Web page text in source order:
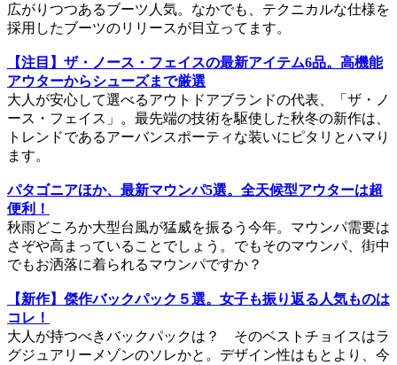
広がりつつあるブーツ人気。なかでも、テクニカルな仕様を
採用したブーツのリリースが目立ってます。
【注目】ザ・ノース・フェイスの最新アイテム6品。高機能
アウターからシューズまで厳選
大人が安心して選べるアウトドアブランドの代表、「ザ・ノ
ース・フェイス」。最先端の技術を駆使した秋冬の新作は、
トレンドであるアーバンスポーティな装いにピタリとハマり
ます。
パタゴニアほか、最新マウンパ5選。全天候型アウターは超
便利！
秋雨どころか大型台風が猛威を振るう今年。マウンパ需要は
さぞや高まっていることでしょう。でもそのマウンパ、街中
でもお洒落に着られるマウンパですか？
【新作】傑作バックパック５選。女子も振り返る人気ものは
コレ！
大人が持つべきバックパックは？ そのベストチョイスはラ
グジュアリーメゾンのソレかと。デザイン性はもとより、今